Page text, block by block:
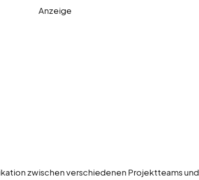
Anzeige
zwischen verschiedenen Projektteams und